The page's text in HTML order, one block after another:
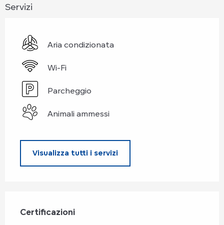
Servizi
Aria condizionata
Wi-Fi
Parcheggio
Animali ammessi
Visualizza tutti i servizi
Certificazioni
Certificazioni